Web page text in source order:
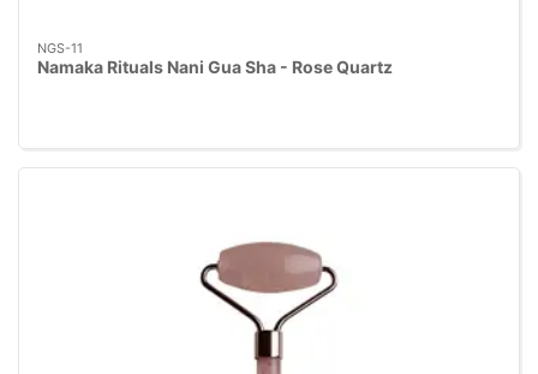
NGS-11
Namaka Rituals Nani Gua Sha - Rose Quartz